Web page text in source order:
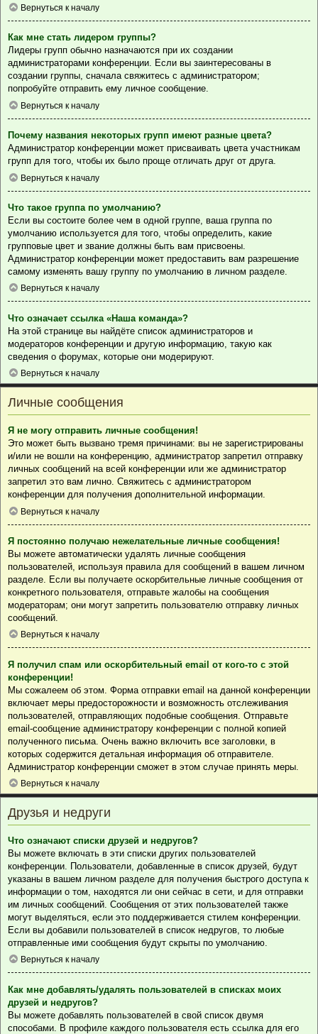
Вернуться к началу
Как мне стать лидером группы?
Лидеры групп обычно назначаются при их создании
администраторами конференции. Если вы заинтересованы в
создании группы, сначала свяжитесь с администратором;
попробуйте отправить ему личное сообщение.
Вернуться к началу
Почему названия некоторых групп имеют разные цвета?
Администратор конференции может присваивать цвета участникам
групп для того, чтобы их было проще отличать друг от друга.
Вернуться к началу
Что такое группа по умолчанию?
Если вы состоите более чем в одной группе, ваша группа по
умолчанию используется для того, чтобы определить, какие
групповые цвет и звание должны быть вам присвоены.
Администратор конференции может предоставить вам разрешение
самому изменять вашу группу по умолчанию в личном разделе.
Вернуться к началу
Что означает ссылка «Наша команда»?
На этой странице вы найдёте список администраторов и
модераторов конференции и другую информацию, такую как
сведения о форумах, которые они модерируют.
Вернуться к началу
Личные сообщения
Я не могу отправить личные сообщения!
Это может быть вызвано тремя причинами: вы не зарегистрированы
и/или не вошли на конференцию, администратор запретил отправку
личных сообщений на всей конференции или же администратор
запретил это вам лично. Свяжитесь с администратором
конференции для получения дополнительной информации.
Вернуться к началу
Я постоянно получаю нежелательные личные сообщения!
Вы можете автоматически удалять личные сообщения
пользователей, используя правила для сообщений в вашем личном
разделе. Если вы получаете оскорбительные личные сообщения от
конкретного пользователя, отправьте жалобы на сообщения
модераторам; они могут запретить пользователю отправку личных
сообщений.
Вернуться к началу
Я получил спам или оскорбительный email от кого-то с этой
конференции!
Мы сожалеем об этом. Форма отправки email на данной конференции
включает меры предосторожности и возможность отслеживания
пользователей, отправляющих подобные сообщения. Отправьте
email-сообщение администратору конференции с полной копией
полученного письма. Очень важно включить все заголовки, в
которых содержится детальная информация об отправителе.
Администратор конференции сможет в этом случае принять меры.
Вернуться к началу
Друзья и недруги
Что означают списки друзей и недругов?
Вы можете включать в эти списки других пользователей
конференции. Пользователи, добавленные в список друзей, будут
указаны в вашем личном разделе для получения быстрого доступа к
информации о том, находятся ли они сейчас в сети, и для отправки
им личных сообщений. Сообщения от этих пользователей также
могут выделяться, если это поддерживается стилем конференции.
Если вы добавили пользователей в список недругов, то любые
отправленные ими сообщения будут скрыты по умолчанию.
Вернуться к началу
Как мне добавлять/удалять пользователей в списках моих
друзей и недругов?
Вы можете добавлять пользователей в свой список двумя
способами. В профиле каждого пользователя есть ссылка для его